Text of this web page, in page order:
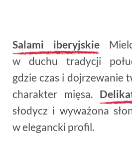
Salami iberyjskie
w duchu tradycji
gdzie czas i dojrzewanie
charakter mięsa.
słodycz i wyważona
w elegancki profil.